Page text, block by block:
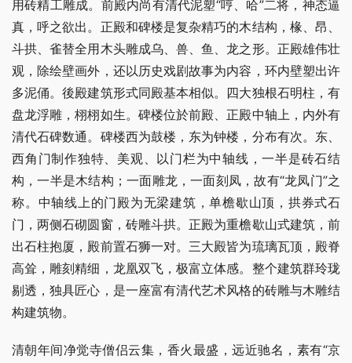
用砖精工雕成。前殿内尚有清代泥塑“哼、哈”二将，神态逼
真，呼之欲出。正殿和碑楼是复杂精巧的木结构，椽、昂、
斗拱、雀替全用木头雕成乌、兽、鱼、龙之形。正殿雄伟壮
观，除绘壁画外，还以历史戏剧故事为内容，环内壁塑出许
多泥俑。後殿建筑形式同殿基本相似。四大独根石明柱，有
盘龙浮雕，栩栩如生。碑楼位於前殿、正殿中轴上，内外有
清代石碑数通。碑楼西为鼓楼，东为钟楼，分布有次。东、
西角门制作独特、美观、以门栏为中轴线，一半是砖石结
构，一半是木结构；一面雕龙，一面刻凤，故有“龙凤门”之
称。中轴线上的门殿为无梁建筑，单檐歇山顶，拱券式石
门，两侧石砌圆窗，砖雕斗拱。正殿为重檐歇山式建筑，前
出石柱抱厦，殿前置石狮一对。三大殿皆为琉璃瓦顶，殿脊
高耸，雕刻精细，龙凰双飞，极富立体感。整个建筑群玲珑
剔透，独具匠心，是一座富有清代艺术风格的砖雕与木雕结
构建筑物。
清朝年间净觉寺僧侣云集，香火最盛，远近驰名，素有“京